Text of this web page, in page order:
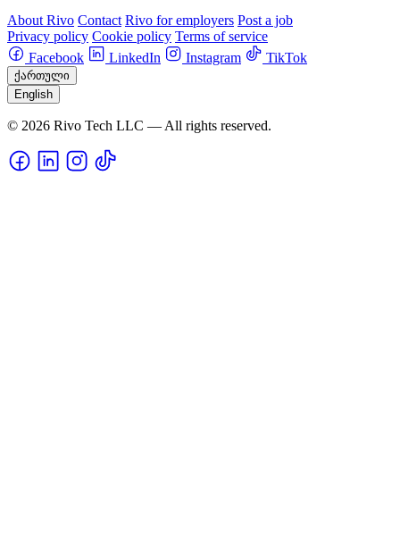
About Rivo Contact Rivo for employers Post a job
Privacy policy Cookie policy Terms of service
Facebook
LinkedIn Instagram TikTok
ქართული
English
© 2026 Rivo Tech LLC — All rights reserved.